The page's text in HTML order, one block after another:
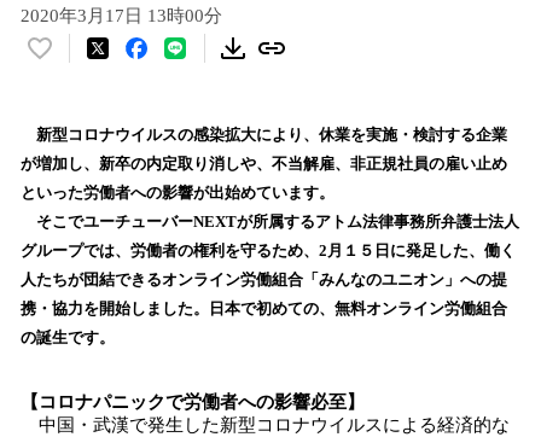
2020年3月17日 13時00分
い
！
数
を
読
み
込
み
中
で
新型コロナウイルスの感染拡大により、休業を実施・検討する企業
が増加し、新卒の内定取り消しや、不当解雇、非正規社員の雇い止め
といった労働者への影響が出始めています。
そこでユーチューバーNEXTが所属するアトム法律事務所弁護士法人
グループでは、労働者の権利を守るため、2月１５日に発足した、働く
人たちが団結できるオンライン労働組合「みんなのユニオン」への提
携・協力を開始しました。日本で初めての、無料オンライン労働組合
の誕生です。
【コロナパニックで労働者への影響必至】
中国・武漢で発生した新型コロナウイルスによる経済的な